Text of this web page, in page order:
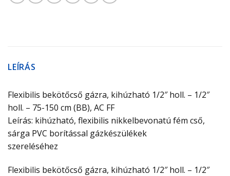
LEÍRÁS
Flexibilis bekötőcső gázra, kihúzható 1/2″ holl. – 1/2″
holl. – 75-150 cm (BB), AC FF
Leírás: kihúzható, flexibilis nikkelbevonatú fém cső,
sárga PVC borítással gázkészülékek
szereléséhez
Flexibilis bekötőcső gázra, kihúzható 1/2″ holl. – 1/2″